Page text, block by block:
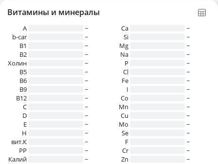
Витамины и минералы
A
~
b-car
~
В1
~
B2
~
Холин
~
B5
~
B6
~
B9
~
B12
~
C
~
D
~
E
~
H
~
вит.К
~
PP
~
Калий
~
Ca
~
Si
~
Mg
~
Na
~
P
~
Cl
~
Fe
~
I
~
Co
~
Mn
~
Cu
~
Mo
~
Se
~
F
~
Cr
~
Zn
~